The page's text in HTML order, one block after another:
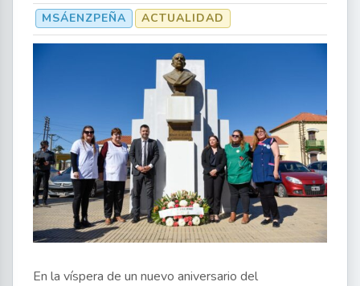
MSÁENZPEÑA ACTUALIDAD
En la víspera de un nuevo aniversario del